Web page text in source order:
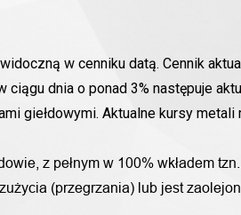
w cenniku datą. Cennik
dnia o ponad 3% następuje
giełdowymi. Aktualne kursy metali
z pełnym w 100% wkładem
(przegrzania) lub jest